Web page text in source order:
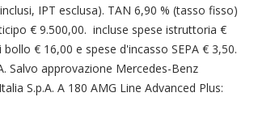
IPT esclusa). TAN 6,90 % (tasso fisso)
€ 9.500,00. incluse spese istruttoria €
€ 16,00 e spese d'incasso SEPA € 3,50.
Salvo approvazione Mercedes-Benz
S.p.A. A 180 AMG Line Advanced Plus: